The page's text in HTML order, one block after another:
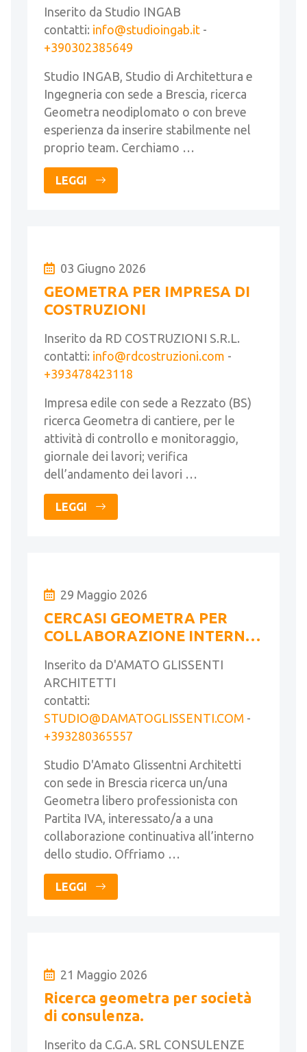
Inserito da Studio INGAB
contatti: info@studioingab.it -
+390302385649
Studio INGAB, Studio di Architettura e
Ingegneria con sede a Brescia, ricerca
Geometra neodiplomato o con breve
esperienza da inserire stabilmente nel
proprio team. Cerchiamo …
LEGGI
03 Giugno 2026
GEOMETRA PER IMPRESA DI
COSTRUZIONI
Inserito da RD COSTRUZIONI S.R.L.
contatti: info@rdcostruzioni.com -
+393478423118
Impresa edile con sede a Rezzato (BS)
ricerca Geometra di cantiere, per le
attività di controllo e monitoraggio,
giornale dei lavori; verifica
dell’andamento dei lavori …
LEGGI
29 Maggio 2026
CERCASI GEOMETRA PER
COLLABORAZIONE INTERNA
Inserito da D'AMATO GLISSENTI
ARCHITETTI
contatti:
STUDIO@DAMATOGLISSENTI.COM -
+393280365557
Studio D'Amato Glissentni Architetti
con sede in Brescia ricerca un/una
Geometra libero professionista con
Partita IVA, interessato/a a una
collaborazione continuativa all’interno
dello studio. Offriamo …
LEGGI
21 Maggio 2026
Ricerca geometra per società
di consulenza.
Inserito da C.G.A. SRL CONSULENZE